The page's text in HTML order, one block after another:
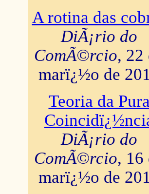
A rotina das
DiÃ¡rio do
ComÃ©rcio, 22
marï¿½o de
Teoria da Pura
DiÃ¡rio do
ComÃ©rcio, 16
marï¿½o de